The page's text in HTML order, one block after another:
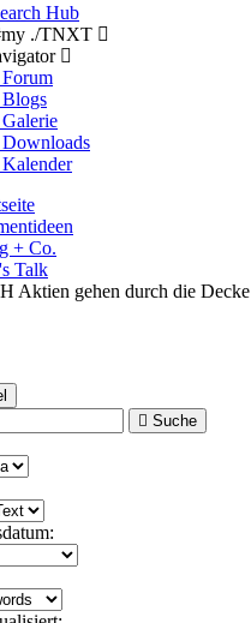
Hub
./TNXT
Forum
Blogs
Galerie
Downloads
Kalender
+ Co.
Talk
Aktien gehen durch die Decke
Suche